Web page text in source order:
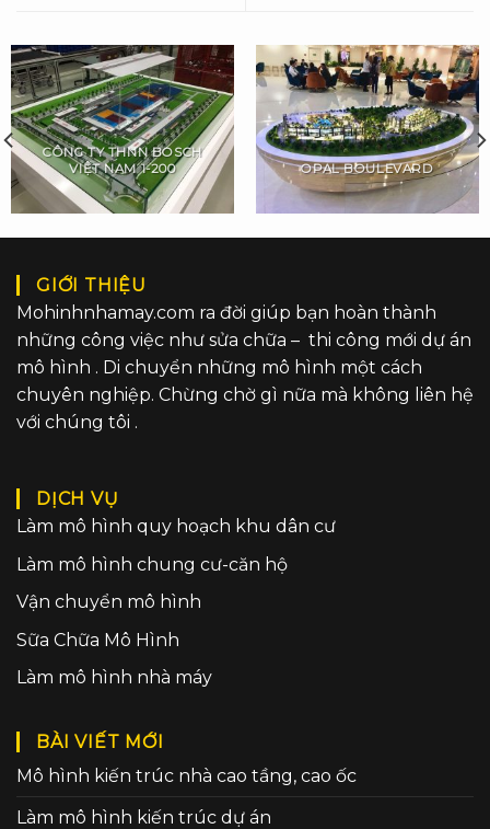
CÔNG TY THNN BOSCH
VIỆT NAM 1-200
OPAL BOULEVARD
GIỚI THIỆU
Mohinhnhamay.com ra đời giúp bạn hoàn thành
những công việc như sửa chữa – thi công mới dự án
mô hình . Di chuyển những mô hình một cách
chuyên nghiệp. Chừng chờ gì nữa mà không liên hệ
với chúng tôi .
DỊCH VỤ
Làm mô hình quy hoạch khu dân cư
Làm mô hình chung cư-căn hộ
Vận chuyển mô hình
Sữa Chữa Mô Hình
Làm mô hình nhà máy
BÀI VIẾT MỚI
Mô hình kiến trúc nhà cao tầng, cao ốc
Làm mô hình kiến trúc dự án